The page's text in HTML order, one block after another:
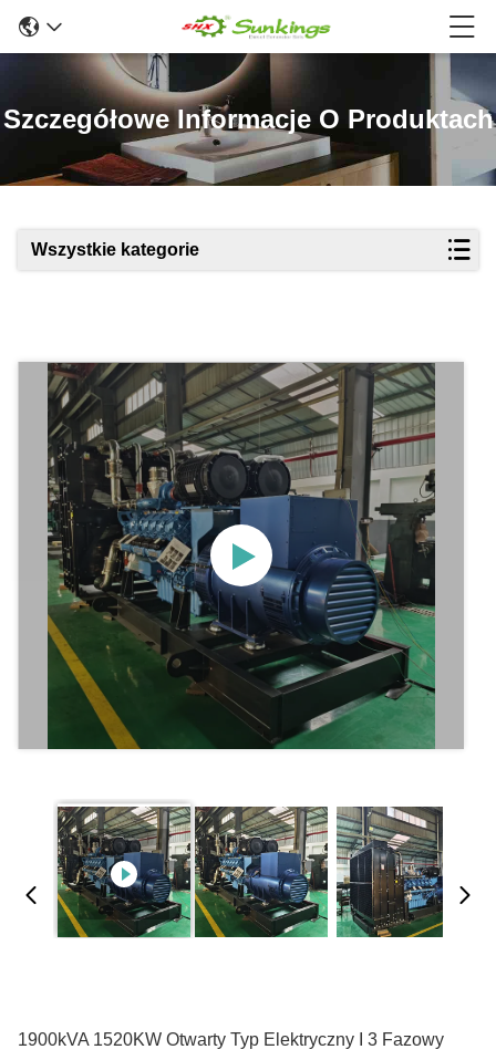
Szczegółowe Informacje O Produktach
Wszystkie kategorie
1900kVA 1520KW Otwarty Typ Elektryczny I 3 Fazowy